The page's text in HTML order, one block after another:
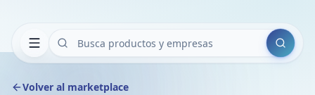
Buscar
Volver al marketplace